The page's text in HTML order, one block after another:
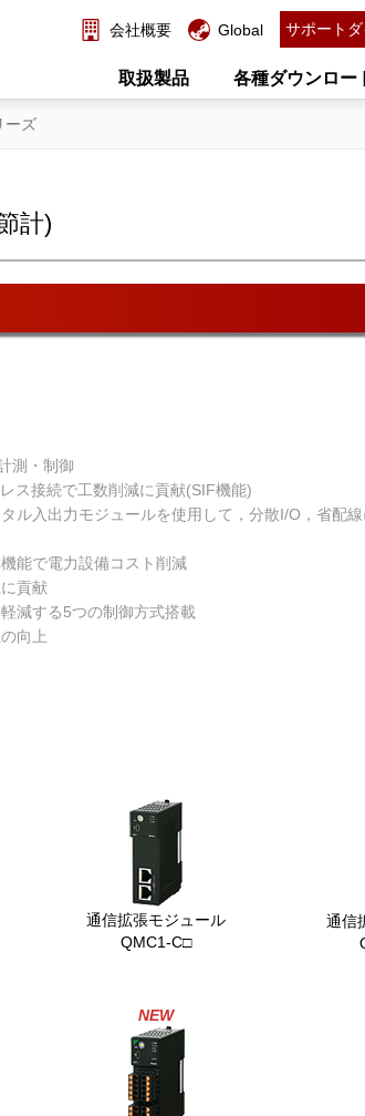
会社概要 Global サポートダ
取扱製品 各種ダウンロー
ーズ
計)
測・制御
ス接続で工数削減に貢献(SIF機能)
ル入出力モジュールを使用して，分散I/O，省配
能で電力設備コスト削減
貢献
減する5つの制御方式搭載
向上
通信拡張モジュール
QMC1-C□
通信
NEW